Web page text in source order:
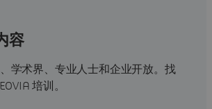
容
学术界、专业人士和企业开放。找
培训。